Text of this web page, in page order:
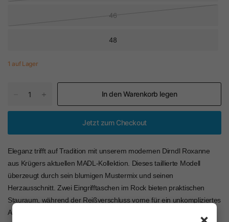
46
48
1 auf Lager
In den Warenkorb legen
Jetzt zum Checkout
Eleganz trifft auf Tradition mit unserem modernen Dirndl Roxanne
aus Krügers aktuellen MADL-Kollektion. Dieses taillierte Modell
überzeugt durch sein blumigen Mustermix und seinen
Herzausschnitt. Zwei Eingrifftaschen im Rock bieten praktischen
Stauraum, während der Reißverschluss vorne für ein unkompliziertes
An- und Ausziehen sorgt. Der ärmellose Schnitt unterstreicht deine